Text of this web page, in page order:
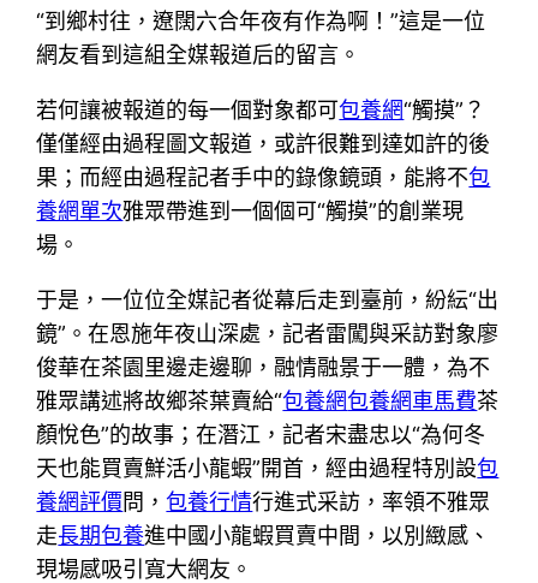
“到鄉村往，遼闊六合年夜有作為啊！”這是一位
網友看到這組全媒報道后的留言。
若何讓被報道的每一個對象都可包養網“觸摸”？
僅僅經由過程圖文報道，或許很難到達如許的後
果；而經由過程記者手中的錄像鏡頭，能將不包
養網單次雅眾帶進到一個個可“觸摸”的創業現
場。
于是，一位位全媒記者從幕后走到臺前，紛紜“出
鏡”。在恩施年夜山深處，記者雷闖與采訪對象廖
俊華在茶園里邊走邊聊，融情融景于一體，為不
雅眾講述將故鄉茶葉賣給“包養網包養網車馬費茶
顏悅色”的故事；在潛江，記者宋盡忠以“為何冬
天也能買賣鮮活小龍蝦”開首，經由過程特別設包
養網評價問，包養行情行進式采訪，率領不雅眾
走長期包養進中國小龍蝦買賣中間，以別緻感、
現場感吸引寬大網友。